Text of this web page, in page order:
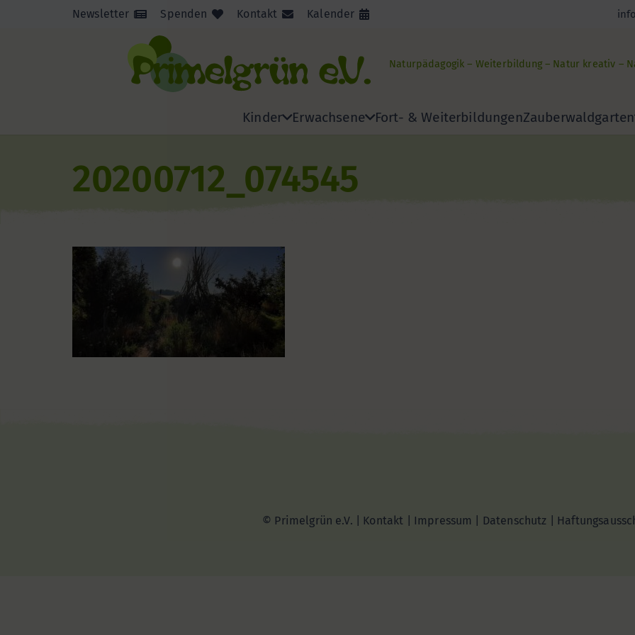
Newsletter Spenden Kontakt Kalender
Naturpädagogik – Weiterbildung – Natur kreativ –
Kinder Erwachsene Fort- & WeiterbildungenZauberwaldgarten
20200712_074545
© Primelgrün e.V. | Kontakt Impressum Datenschutz